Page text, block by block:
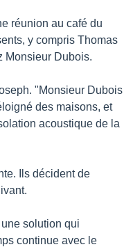
réunion au café du
y compris Thomas
Monsieur Dubois.
"Monsieur Dubois
des maisons, et
acoustique de la
Ils décident de
solution qui
continue avec le